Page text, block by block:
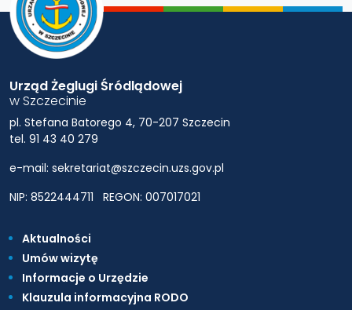
Urząd Żeglugi Śródlądowej
w Szczecinie
pl. Stefana Batorego 4, 70-207 Szczecin
tel. 91 43 40 279
e-mail: sekretariat@szczecin.uzs.gov.pl
NIP: 8522444711
REGON: 007017021
Aktualności
Umów wizytę
Informacje o Urzędzie
Klauzula informacyjna RODO